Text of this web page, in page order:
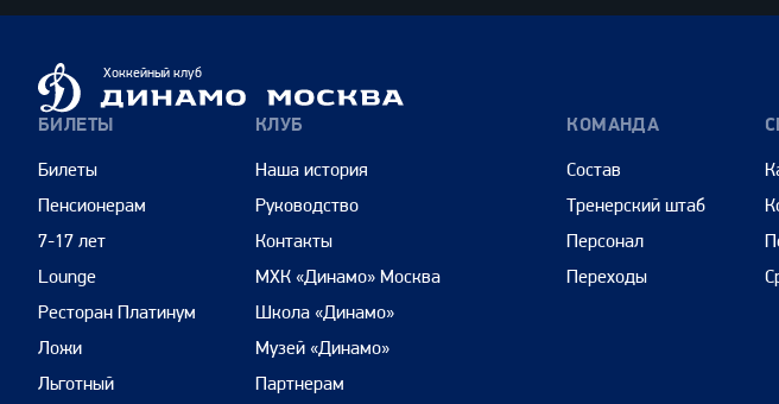
Динамо
Москва
Хоккейный клуб
БИЛЕТЫ
Билеты
Пенсионерам
7-17 лет
Lounge
Ресторан Платинум
Ложи
Льготный
КЛУБ
Наша история
Руководство
Контакты
МХК «Динамо» Москва
Школа «Динамо»
Музей «Динамо»
Партнерам
КОМАНДА
Состав
Тренерский штаб
Персонал
Переходы